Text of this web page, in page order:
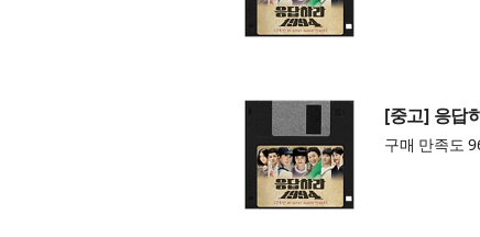
[중고] 응답
구매 만족도